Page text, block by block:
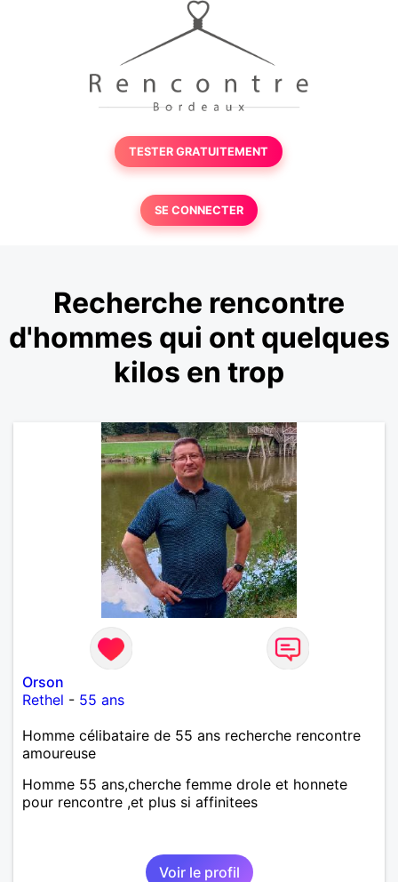
TESTER GRATUITEMENT
SE CONNECTER
Recherche rencontre
d'hommes qui ont quelques
kilos en trop
Orson
Rethel - 55 ans
Homme célibataire de 55 ans recherche rencontre
amoureuse
Homme 55 ans,cherche femme drole et honnete
pour rencontre ,et plus si affinitees
Voir le profil